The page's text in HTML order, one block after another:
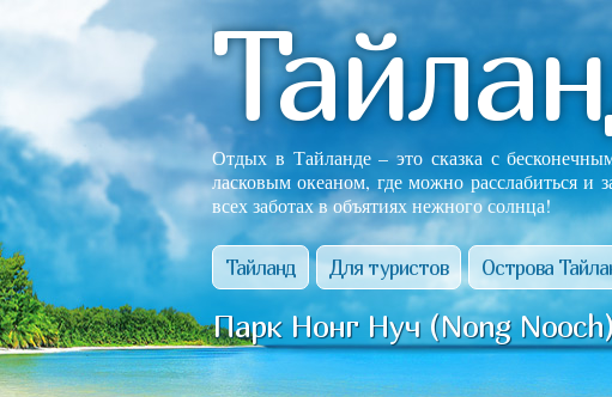
Отдых в Тайланде – это сказка с
ласковым океаном, где можно расслабиться и
всех заботах в объятиях нежного солнца!
Тайланд Для туристов Острова
Парк Нонг Нуч (Nong